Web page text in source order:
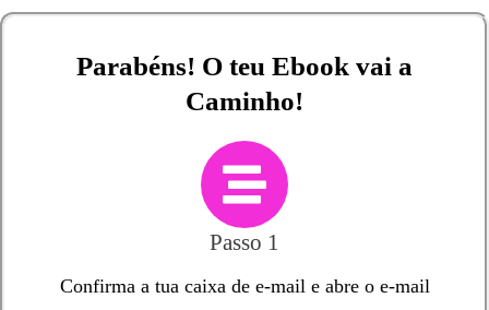
Parabéns! O teu Ebook vai a
Caminho!
Passo 1
Confirma a tua caixa de e-mail e abre o e-mail